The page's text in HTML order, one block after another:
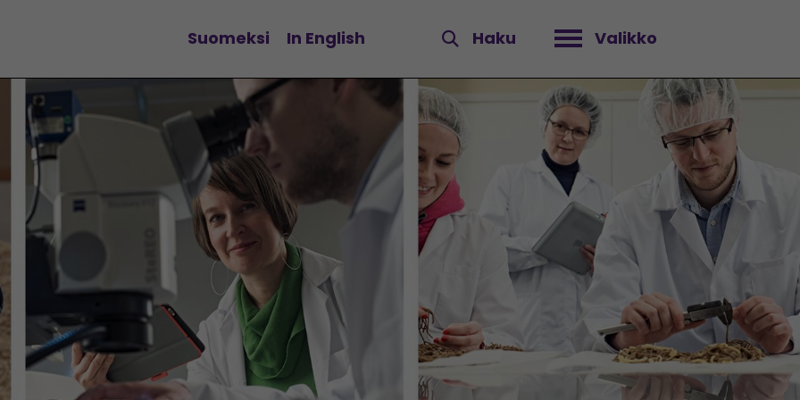
Vaihda kieltä
Suomeksi In English Haku Valikko
Avaa valikko